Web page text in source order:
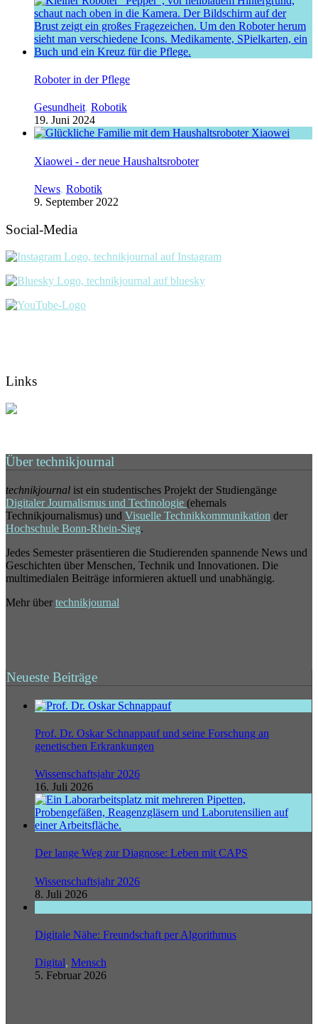
Roboter in der Pflege
Gesundheit, Robotik
19. Juni 2024
Xiaowei - der neue Haushaltsroboter
News, Robotik
9. September 2022
Social-Media
Links
Über technikjournal
technikjournal ist ein studentisches Projekt der Studiengänge
Digitaler Journalismus und Technologie (ehemals
Technikjournalismus) und Visuelle Technikkommunikation der
Hochschule Bonn-Rhein-Sieg.
Jedes Semester präsentieren die Studierenden spannende News und
Geschichten über Menschen, Technik und Innovationen. Die
multimedialen Beiträge informieren aktuell und unabhängig.
Mehr über technikjournal
Neueste Beiträge
Prof. Dr. Oskar Schnappauf und seine Forschung an
genetischen Erkrankungen
Wissenschaftsjahr 2026
16. Juli 2026
Der lange Weg zur Diagnose: Leben mit CAPS
Wissenschaftsjahr 2026
8. Juli 2026
Digitale Nähe: Freundschaft per Algorithmus
Digital, Mensch
5. Februar 2026